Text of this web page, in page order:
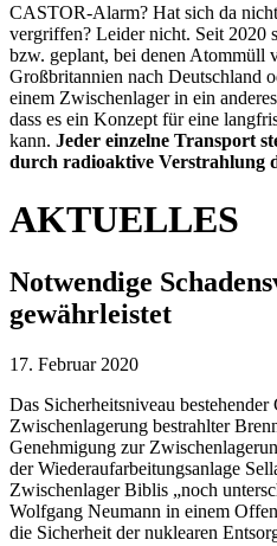
CASTOR-Alarm? Hat sich da
vergriffen? Leider nicht. Seit 2020
bzw. geplant, bei denen Atommüll
Großbritannien nach Deutschland
einem Zwischenlager in ein
dass es ein Konzept für eine
kann. Jeder einzelne Transport
durch radioaktive Verstrahlung
AKTUELLES
Notwendige
gewährleistet
17. Februar 2020
Das Sicherheitsniveau
Zwischenlagerung bestrahlter
Genehmigung zur
der Wiederaufarbeitungsanlage
Zwischenlager Biblis „noch
Wolfgang Neumann in einem
die Sicherheit der nuklearen